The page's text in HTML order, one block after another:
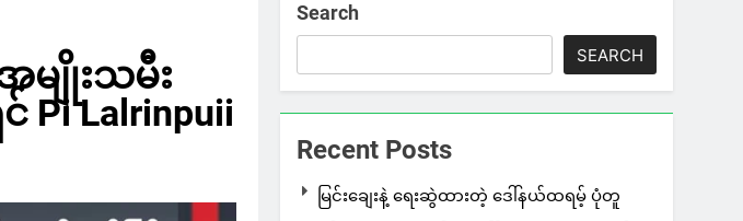
မျိုးသမီး
Pi Lalrinpuii
Search
SEARCH
Recent Posts
မြင်းချေးနဲ့ ရေးဆွဲထားတဲ့ ဒေါ်နယ်ထရမ့် ပုံတူ